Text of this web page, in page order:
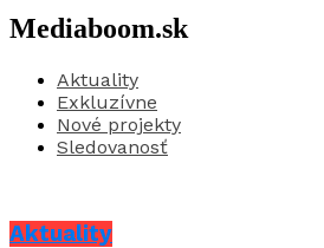
Mediaboom.sk
Aktuality
Exkluzívne
Nové projekty
Sledovanosť
Aktuality